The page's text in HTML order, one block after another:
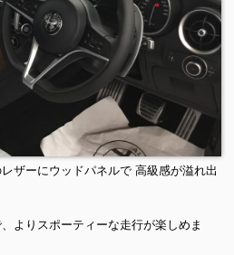
ザーにウッドパネルで 高級感が溢れ出
よりスポーティーな走行が楽しめま